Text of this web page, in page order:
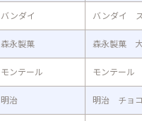
バンダイ バンダイ
森永製菓 森永製菓
モンテール モンテール
明治 明治 チョ